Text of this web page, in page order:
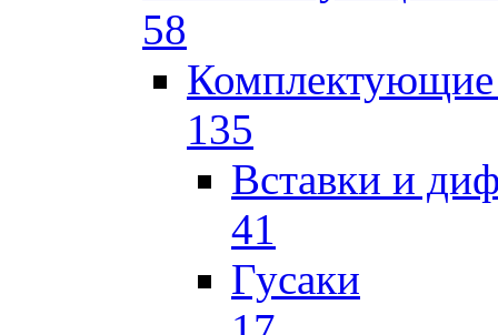
58
135
Вставки и
41
Гусаки